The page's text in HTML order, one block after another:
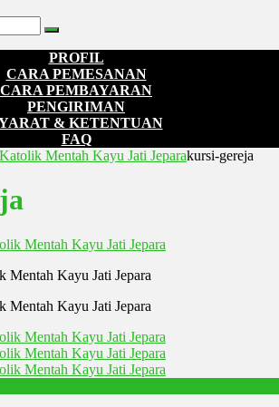
PROFIL
CARA PEMESANAN
CARA PEMBAYARAN
PENGIRIMAN
& KETENTUAN
FAQ
Mentah Kayu Jati Jeparakursi-gereja
Mentah Kayu Jati Jepara
Mentah Kayu Jati Jepara